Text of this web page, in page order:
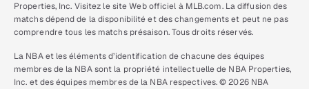
Properties, Inc. Visitez le site Web officiel à MLB.com. La diffusion des
matchs dépend de la disponibilité et des changements et peut ne pas
comprendre tous les matchs présaison. Tous droits réservés.
La NBA et les éléments d’identification de chacune des équipes
membres de la NBA sont la propriété intellectuelle de NBA Properties,
Inc. et des équipes membres de la NBA respectives. © 2026 NBA